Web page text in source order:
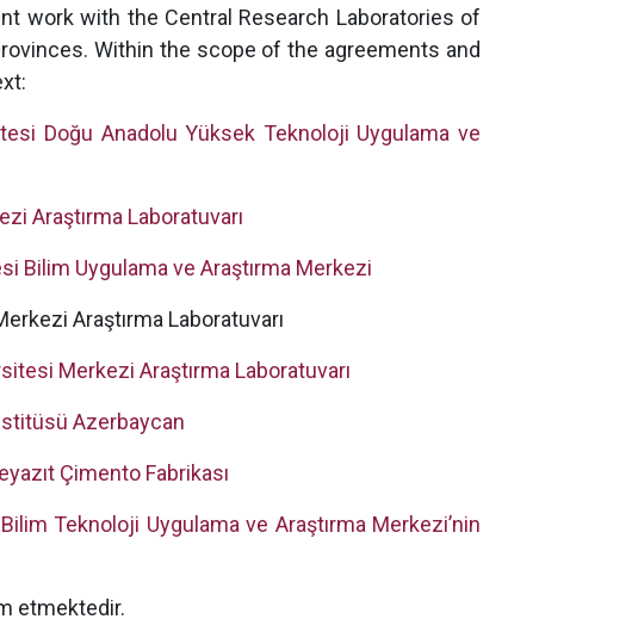
work with the Central Research Laboratories of
Within the scope of the agreements and
Doğu Anadolu Yüksek Teknoloji Uygulama ve
Araştırma Laboratuvarı
Bilim Uygulama ve Araştırma Merkezi
Araştırma Laboratuvarı
Merkezi Araştırma Laboratuvarı
Azerbaycan
Çimento Fabrikası
Teknoloji Uygulama ve Araştırma Merkezi’nin
etmektedir.